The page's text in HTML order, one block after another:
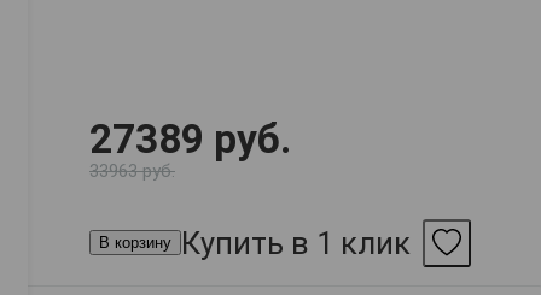
27389 руб.
33963 руб.
В корзину Купить в 1 клик